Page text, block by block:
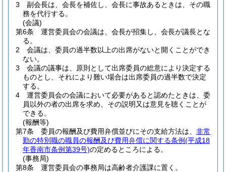
3
副会長は、会長を補佐し、会長に事故あるときは、その職
務を代行する。
(会議)
第6条
運営委員会の会議は、会長が招集し、会長が議長とな
る。
2
会議は、委員の過半数以上の出席がないと開くことができ
ない。
3
会議の議事は、原則として出席委員の総意により決定する
ものとし、それにより難い場合は出席委員の過半数で決定
する。
4
運営委員会の会議において必要があると認めたときは、委
員以外の者の出席を求め、その説明又は意見を聴くことが
できる。
(報酬等)
第7条
委員の報酬及び費用弁償並びにその支給方法は、 非常
勤の特別職の職員の報酬及び費用弁償に関する条例(平成18
年香南市条例第39号)の定めるところによる。
(事務局)
第8条
運営委員会の事務局は高齢者介護課に置く。